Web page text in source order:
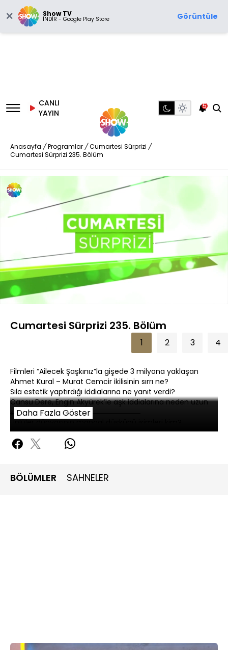
Show TV
İNDİR - Google Play Store Görüntüle
CANLI
YAYIN
5
Anasayfa / Programlar / Cumartesi Sürprizi /
Cumartesi Sürprizi 235. Bölüm
Sesi
Aç
Yüklendi:
2.87%
Cumartesi Sürprizi 235. Bölüm
1 2 3 4
Filmleri “Ailecek Şaşkınız”la gişede 3 milyona yaklaşan
Ahmet Kural – Murat Cemcir ikilisinin sırrı ne?
Sıla estetik yaptırdığı iddialarına ne yanıt verdi?
Cansu Dere, Engin Akyürek’le aşk iddialarına neden uzun
süre sessiz kaldı?
Hadise, Hakan Sabancı sorularına ilginç bir tepkiyle yanıt
verdi!
Daha Fazla Göster
BÖLÜMLER SAHNELER